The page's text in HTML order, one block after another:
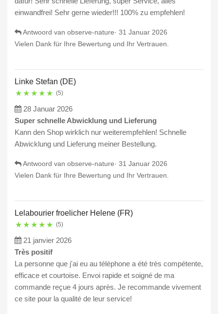
einwandfrei! Sehr gerne wieder!!! 100% zu empfehlen!
Antwoord van observe-nature· 31 Januar 2026
Vielen Dank für Ihre Bewertung und Ihr Vertrauen.
Linke Stefan (DE)
★ ★ ★ ★ ★ (5)
28 Januar 2026
Super schnelle Abwicklung und Lieferung
Kann den Shop wirklich nur weiterempfehlen! Schnelle
Abwicklung und Lieferung meiner Bestellung.
Antwoord van observe-nature· 31 Januar 2026
Vielen Dank für Ihre Bewertung und Ihr Vertrauen.
Lelabourier froelicher Helene (FR)
★ ★ ★ ★ ★ (5)
21 janvier 2026
Très positif
La personne que j'ai eu au téléphone a été très compétente,
efficace et courtoise. Envoi rapide et soigné de ma
commande reçue 4 jours après. Je recommande vivement
ce site pour la qualité de leur service!